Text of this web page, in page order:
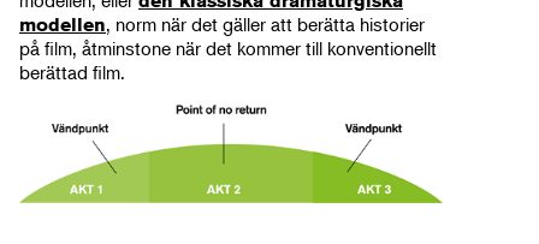
modellen, norm när det gäller att berätta historier
på film, åtminstone när det kommer till konventionellt
berättad film.